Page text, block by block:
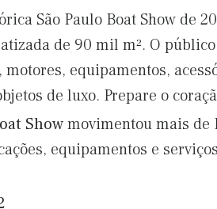
São Paulo Boat Show de
de 90 mil m². O
equipamentos,
de luxo. Prepare o
Showmovimentou mais de
equipamentos e